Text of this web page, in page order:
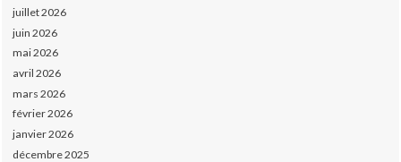
juillet 2026
juin 2026
mai 2026
avril 2026
mars 2026
février 2026
janvier 2026
décembre 2025